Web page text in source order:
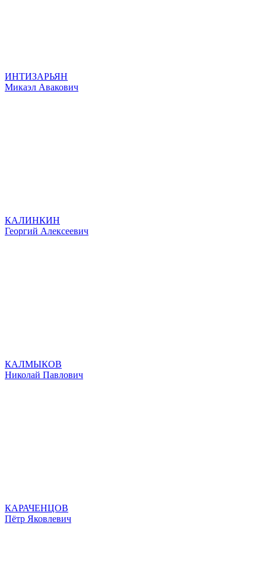
ИНТИЗАРЬЯН
Микаэл Авакович
КАЛИНКИН
Георгий Алексеевич
КАЛМЫКОВ
Николай Павлович
КАРАЧЕНЦОВ
Пётр Яковлевич